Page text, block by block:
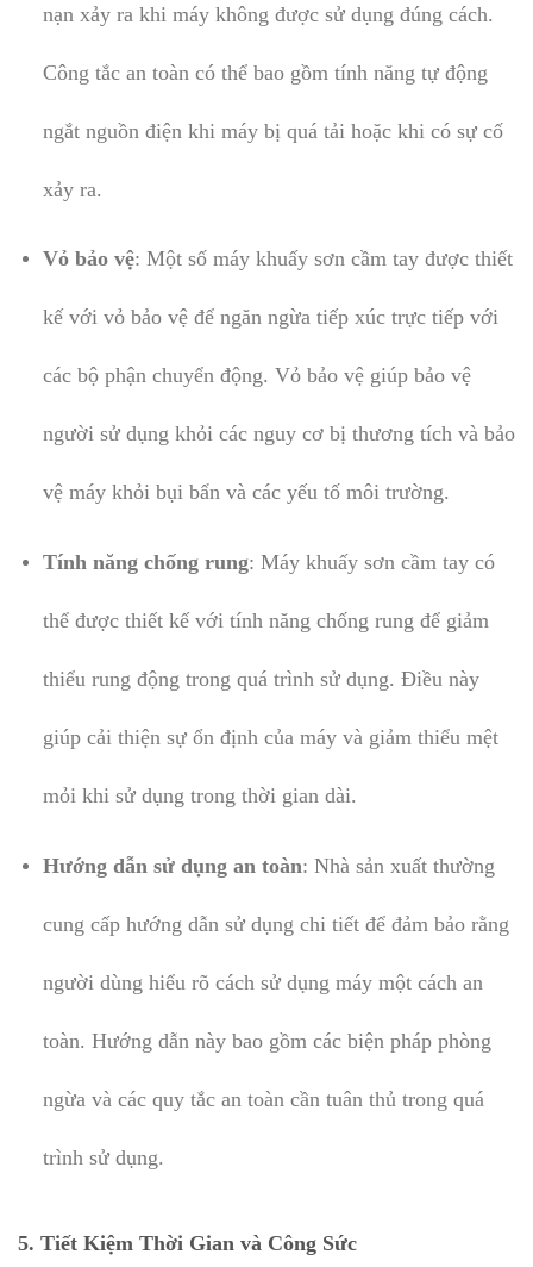
nạn xảy ra khi máy không được sử dụng đúng cách.
Công tắc an toàn có thể bao gồm tính năng tự động
ngắt nguồn điện khi máy bị quá tải hoặc khi có sự cố
xảy ra.
Vỏ bảo vệ: Một số máy khuấy sơn cầm tay được thiết
kế với vỏ bảo vệ để ngăn ngừa tiếp xúc trực tiếp với
các bộ phận chuyển động. Vỏ bảo vệ giúp bảo vệ
người sử dụng khỏi các nguy cơ bị thương tích và bảo
vệ máy khỏi bụi bẩn và các yếu tố môi trường.
Tính năng chống rung: Máy khuấy sơn cầm tay có
thể được thiết kế với tính năng chống rung để giảm
thiểu rung động trong quá trình sử dụng. Điều này
giúp cải thiện sự ổn định của máy và giảm thiểu mệt
mỏi khi sử dụng trong thời gian dài.
Hướng dẫn sử dụng an toàn: Nhà sản xuất thường
cung cấp hướng dẫn sử dụng chi tiết để đảm bảo rằng
người dùng hiểu rõ cách sử dụng máy một cách an
toàn. Hướng dẫn này bao gồm các biện pháp phòng
ngừa và các quy tắc an toàn cần tuân thủ trong quá
trình sử dụng.
5. Tiết Kiệm Thời Gian và Công Sức